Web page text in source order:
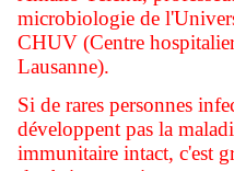
microbiologie de
CHUV (Centre
Lausanne).
Si de rares personnes
développent pas la
immunitaire intact, c'est